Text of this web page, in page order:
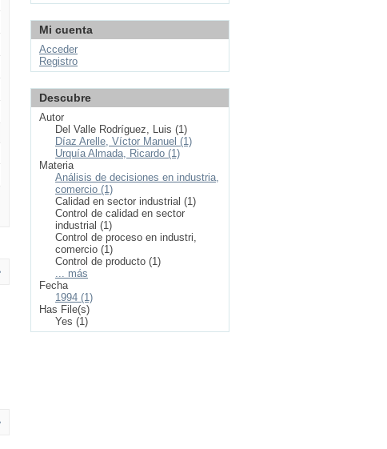
Mi cuenta
Acceder
Registro
Descubre
Autor
Del Valle Rodríguez, Luis (1)
Díaz Arelle, Víctor Manuel (1)
Urquía Almada, Ricardo (1)
Materia
Análisis de decisiones en industria,
comercio (1)
Calidad en sector industrial (1)
Control de calidad en sector
industrial (1)
Control de proceso en industri,
comercio (1)
Control de producto (1)
... más
Fecha
1994 (1)
Has File(s)
Yes (1)